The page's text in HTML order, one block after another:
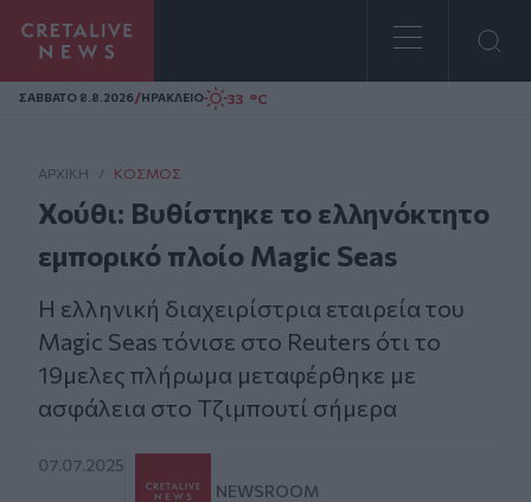
Homepage
ΣAΒΒΑΤΟ 8.8.2026/ΗΡΑΚΛΕΙΟ 33 °C
ΑΡΧΙΚΗ / ΚΌΣΜΟΣ
Χούθι: Βυθίστηκε το ελληνόκτητο
εμπορικό πλοίο Magic Seas
Η ελληνική διαχειρίστρια εταιρεία του
Magic Seas τόνισε στο Reuters ότι το
19μελες πλήρωμα μεταφέρθηκε με
ασφάλεια στο Τζιμπουτί σήμερα
07.07.2025
NEWSROOM